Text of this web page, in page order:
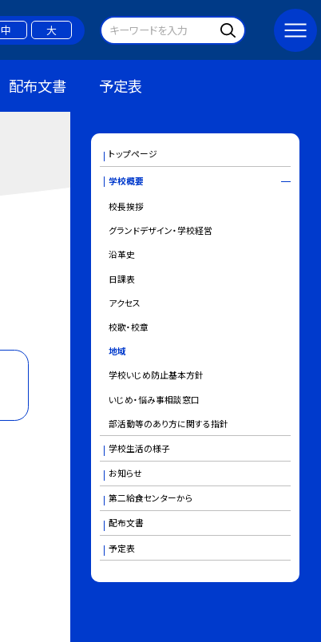
中 大
配布文書 予定表
トップページ
学校概要
校長挨拶
グランドデザイン・学校経営
沿革史
日課表
アクセス
校歌・校章
地域
学校いじめ防止基本方針
いじめ・悩み事相談窓口
部活動等のあり方に関する指針
学校生活の様子
お知らせ
第二給食センターから
配布文書
予定表